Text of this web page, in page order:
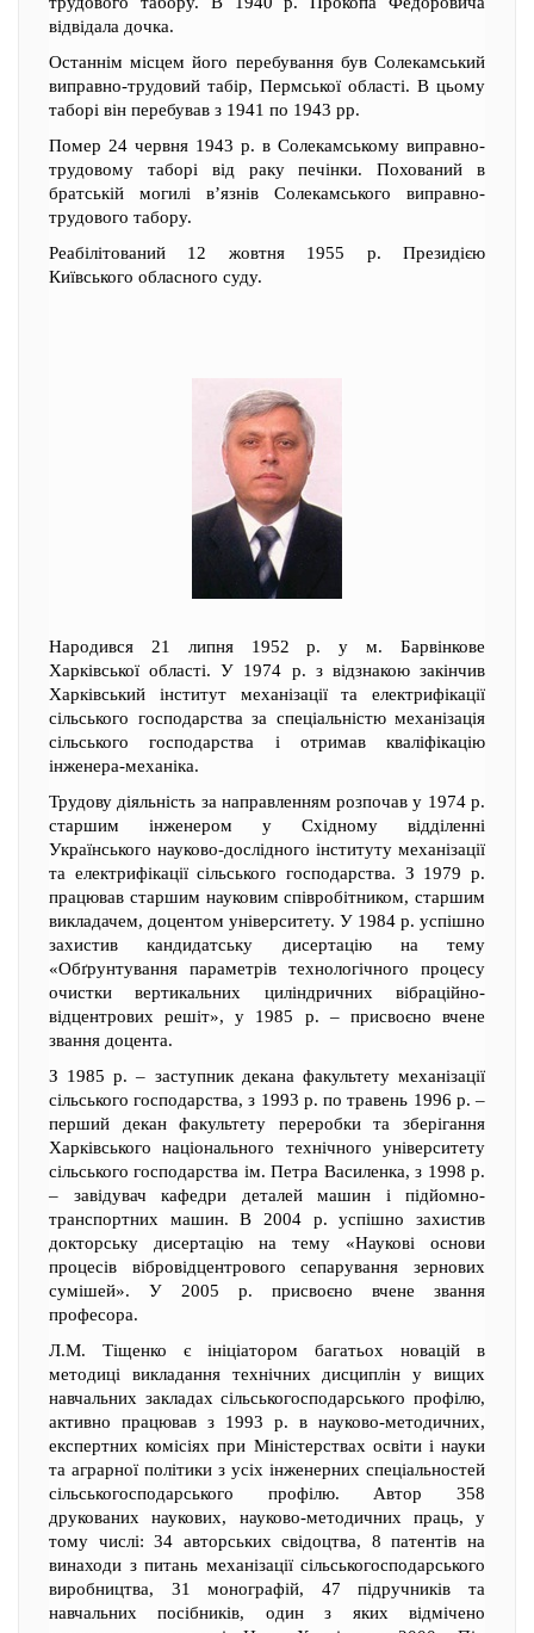
відвідала дочка.
Останнім місцем його перебування був Солекамський
виправно-трудовий табір, Пермської області. В цьому
таборі він перебував з 1941 по 1943 рр.
Помер 24 червня 1943 р. в Солекамському виправно-
трудовому таборі від раку печінки. Похований в
братській могилі в’язнів Солекамського виправно-
трудового табору.
Реабілітований 12 жовтня 1955 р. Президією
Київського обласного суду.
Народився 21 липня 1952 р. у м. Барвінкове
Харківської області. У 1974 р. з відзнакою закінчив
Харківський інститут механізації та електрифікації
сільського господарства за спеціальністю механізація
сільського господарства і отримав кваліфікацію
інженера-механіка.
Трудову діяльність за направленням розпочав у 1974 р.
старшим інженером у Східному відділенні
Українського науково-дослідного інституту механізації
та електрифікації сільського господарства. З 1979 р.
працював старшим науковим співробітником, старшим
викладачем, доцентом університету. У 1984 р. успішно
захистив кандидатську дисертацію на тему
«Обґрунтування параметрів технологічного процесу
очистки вертикальних циліндричних вібраційно-
відцентрових решіт», у 1985 р. – присвоєно вчене
звання доцента.
З 1985 р. – заступник декана факультету механізації
сільського господарства, з 1993 р. по травень 1996 р. –
перший декан факультету переробки та зберігання
Харківського національного технічного університету
сільського господарства ім. Петра Василенка, з 1998 р.
– завідувач кафедри деталей машин і підйомно-
транспортних машин. В 2004 р. успішно захистив
докторську дисертацію на тему «Наукові основи
процесів вібровідцентрового сепарування зернових
сумішей». У 2005 р. присвоєно вчене звання
професора.
Л.М. Тіщенко є ініціатором багатьох новацій в
методиці викладання технічних дисциплін у вищих
навчальних закладах сільськогосподарського профілю,
активно працював з 1993 р. в науково-методичних,
експертних комісіях при Міністерствах освіти і науки
та аграрної політики з усіх інженерних спеціальностей
сільськогосподарського профілю. Автор 358
друкованих наукових, науково-методичних праць, у
тому числі: 34 авторських свідоцтва, 8 патентів на
винаходи з питань механізації сільськогосподарського
виробництва, 31 монографій, 47 підручників та
навчальних посібників, один з яких відмічено